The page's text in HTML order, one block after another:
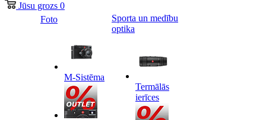
Jūsu grozs 0
Foto
M-Sistēma
Sporta un medību
optika
Termālās
ierīces